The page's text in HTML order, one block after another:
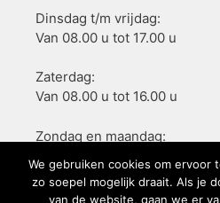
Dinsdag t/m vrijdag:
Van 08.00 u tot 17.00 u
Zaterdag:
Van 08.00 u tot 16.00 u
Zondag en maandag:
We gebruiken cookies om ervoor
zo soepel mogelijk draait. Als je
van de website, gaan we er